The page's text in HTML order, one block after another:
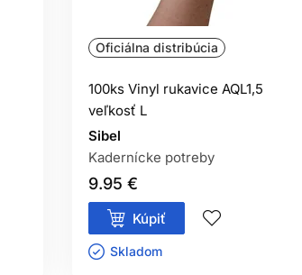
Oficiálna distribúcia
100ks Vinyl rukavice AQL1,5
veľkosť L
Sibel
Kadernícke potreby
9.95 €
Kúpiť
Skladom ㅤ